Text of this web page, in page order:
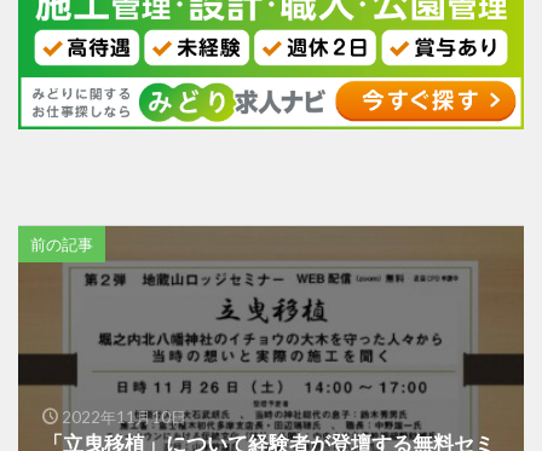
前の記事
2022年11月10日
「立曳移植」について経験者が登壇する無料セミ